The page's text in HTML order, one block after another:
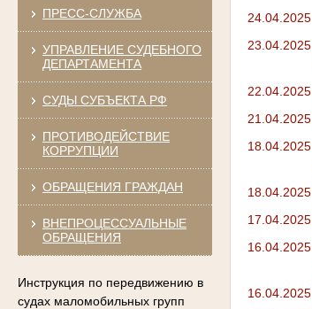
ПРЕСС-СЛУЖБА
УПРАВЛЕНИЕ СУДЕБНОГО
ДЕПАРТАМЕНТА
СУДЫ СУБЪЕКТА РФ
ПРОТИВОДЕЙСТВИЕ
КОРРУПЦИИ
ОБРАЩЕНИЯ ГРАЖДАН
ВНЕПРОЦЕССУАЛЬНЫЕ
ОБРАЩЕНИЯ
Инструкция по передвижению в
судах маломобильных групп
24.04.2025
23.04.2025
22.04.2025
21.04.2025
18.04.2025
18.04.2025
17.04.2025
16.04.2025
16.04.2025